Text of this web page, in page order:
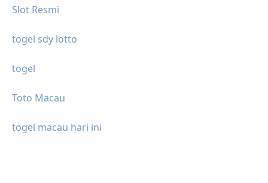
Slot Resmi
togel sdy lotto
togel
Toto Macau
togel macau hari ini